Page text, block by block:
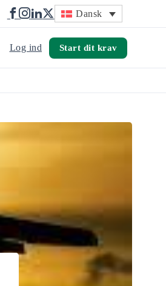
Dansk
Log ind Start dit krav